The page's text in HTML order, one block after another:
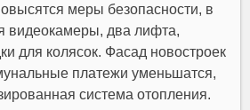
меры безопасности, в
видеокамеры, два лифта,
для колясок. Фасад новостроек
платежи уменьшатся,
система отопления.